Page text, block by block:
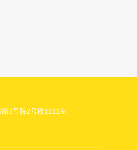
2号院2号楼1111室